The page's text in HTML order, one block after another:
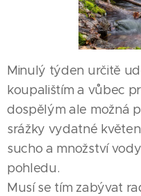
Minulý týden určitě
koupalištím a vůbec
dospělým ale možná
srážky vydatné
sucho a množství
pohledu.
Musí se tím zabývat